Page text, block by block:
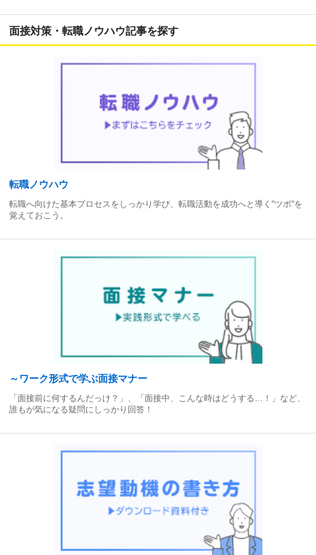
面接対策・転職ノウハウ記事を探す
転職ノウハウ
転職へ向けた基本プロセスをしっかり学び、転職活動を成功へと導く"ツボ"を
覚えておこう。
～ワーク形式で学ぶ面接マナー
「面接前に何するんだっけ？」、「面接中、こんな時はどうする…！」など、
誰もが気になる疑問にしっかり回答！